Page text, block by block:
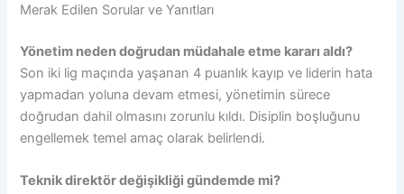
Merak Edilen Sorular ve Yanıtları
Yönetim neden doğrudan müdahale etme kararı aldı?
Son iki lig maçında yaşanan 4 puanlık kayıp ve liderin hata
yapmadan yoluna devam etmesi, yönetimin sürece
doğrudan dahil olmasını zorunlu kıldı. Disiplin boşluğunu
engellemek temel amaç olarak belirlendi.
Teknik direktör değişikliği gündemde mi?